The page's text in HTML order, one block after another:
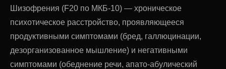
Шизофрения (F20 по МКБ-10) — хроническое
психотическое расстройство, проявляющееся
продуктивными симптомами (бред, галлюцинации,
дезорганизованное мышление) и негативными
симптомами (обеднение речи, апато-абулический